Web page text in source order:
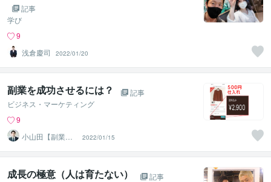
記事
学び
9
浅倉慶司
2022/01/20
副業を成功させるには？
記事
ビジネス・マーケティング
9
小山田【副業サ
ポート】
2022/01/15
成長の極意（人は育たない）
記事